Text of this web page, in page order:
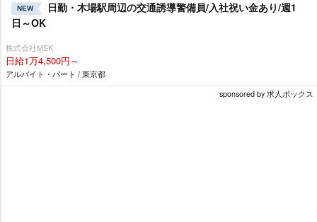
NEW
日勤・木場駅周辺の交通誘導警備員/入社祝い金あり/週1
日～OK
株式会社MSK
日給1万4,500円～
アルバイト・パート / 東京都
sponsored by 求人ボックス